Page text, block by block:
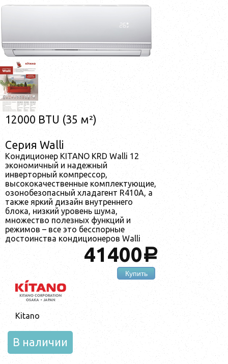
12000 BTU (35 м²)
Серия Walli
Кондиционер KITANO KRD Walli 12
экономичный и надежный
инверторный компрессор,
высококачественные комплектующие,
озонобезопасный хладагент R410A, а
также яркий дизайн внутреннего
блока, низкий уровень шума,
множество полезных функций и
режимов – все это бесспорные
достоинства кондиционеров Walli
41400a
Купить
Kitano
В наличии